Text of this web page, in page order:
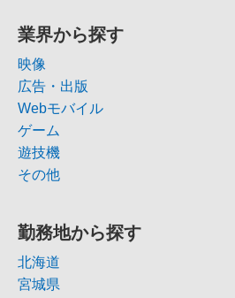
業界から探す
映像
広告・出版
Webモバイル
ゲーム
遊技機
その他
勤務地から探す
北海道
宮城県